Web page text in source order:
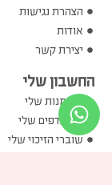
הצהרת נגישות
אודות
יצירת קשר
החשבון שלי
ההזמנות שלי
המועדפים שלי
שוברי הזיכוי שלי